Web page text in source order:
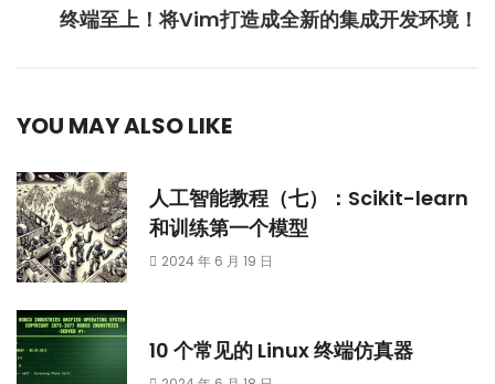
终端至上！将Vim打造成全新的集成开发环境！
YOU MAY ALSO LIKE
人工智能教程（七）：Scikit-learn
和训练第一个模型
2024 年 6 月 19 日
10 个常见的 Linux 终端仿真器